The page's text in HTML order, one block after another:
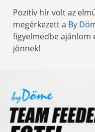
Pozitív hír volt az
megérkezett a By
figyelmedbe ajánlom
jönnek!